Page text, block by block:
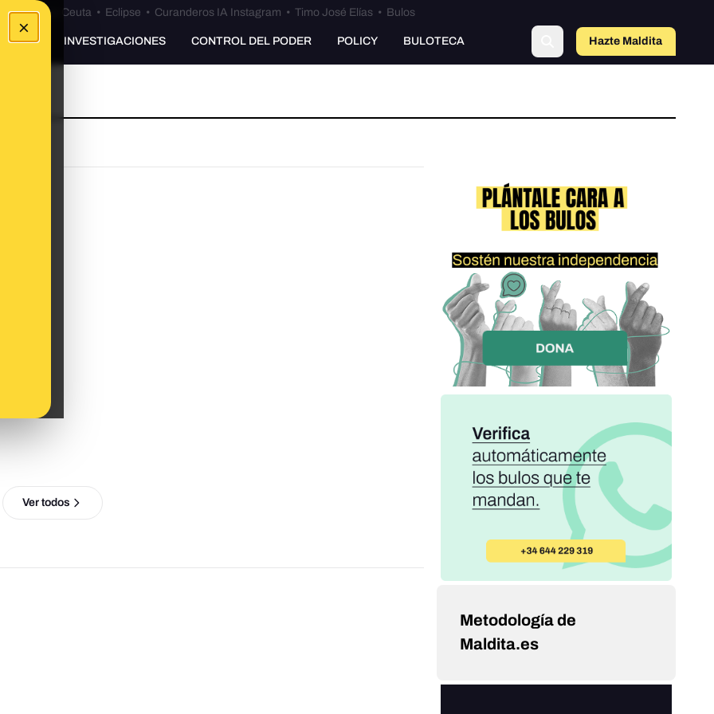
×
•Bulos Ceuta • Eclipse • Curanderos IA Instagram • Timo José Elías • Bulos
INVESTIGACIONES CONTROL DEL PODER POLICY BULOTECA Hazte Maldita
Ver todos
Metodología de
Maldita.es